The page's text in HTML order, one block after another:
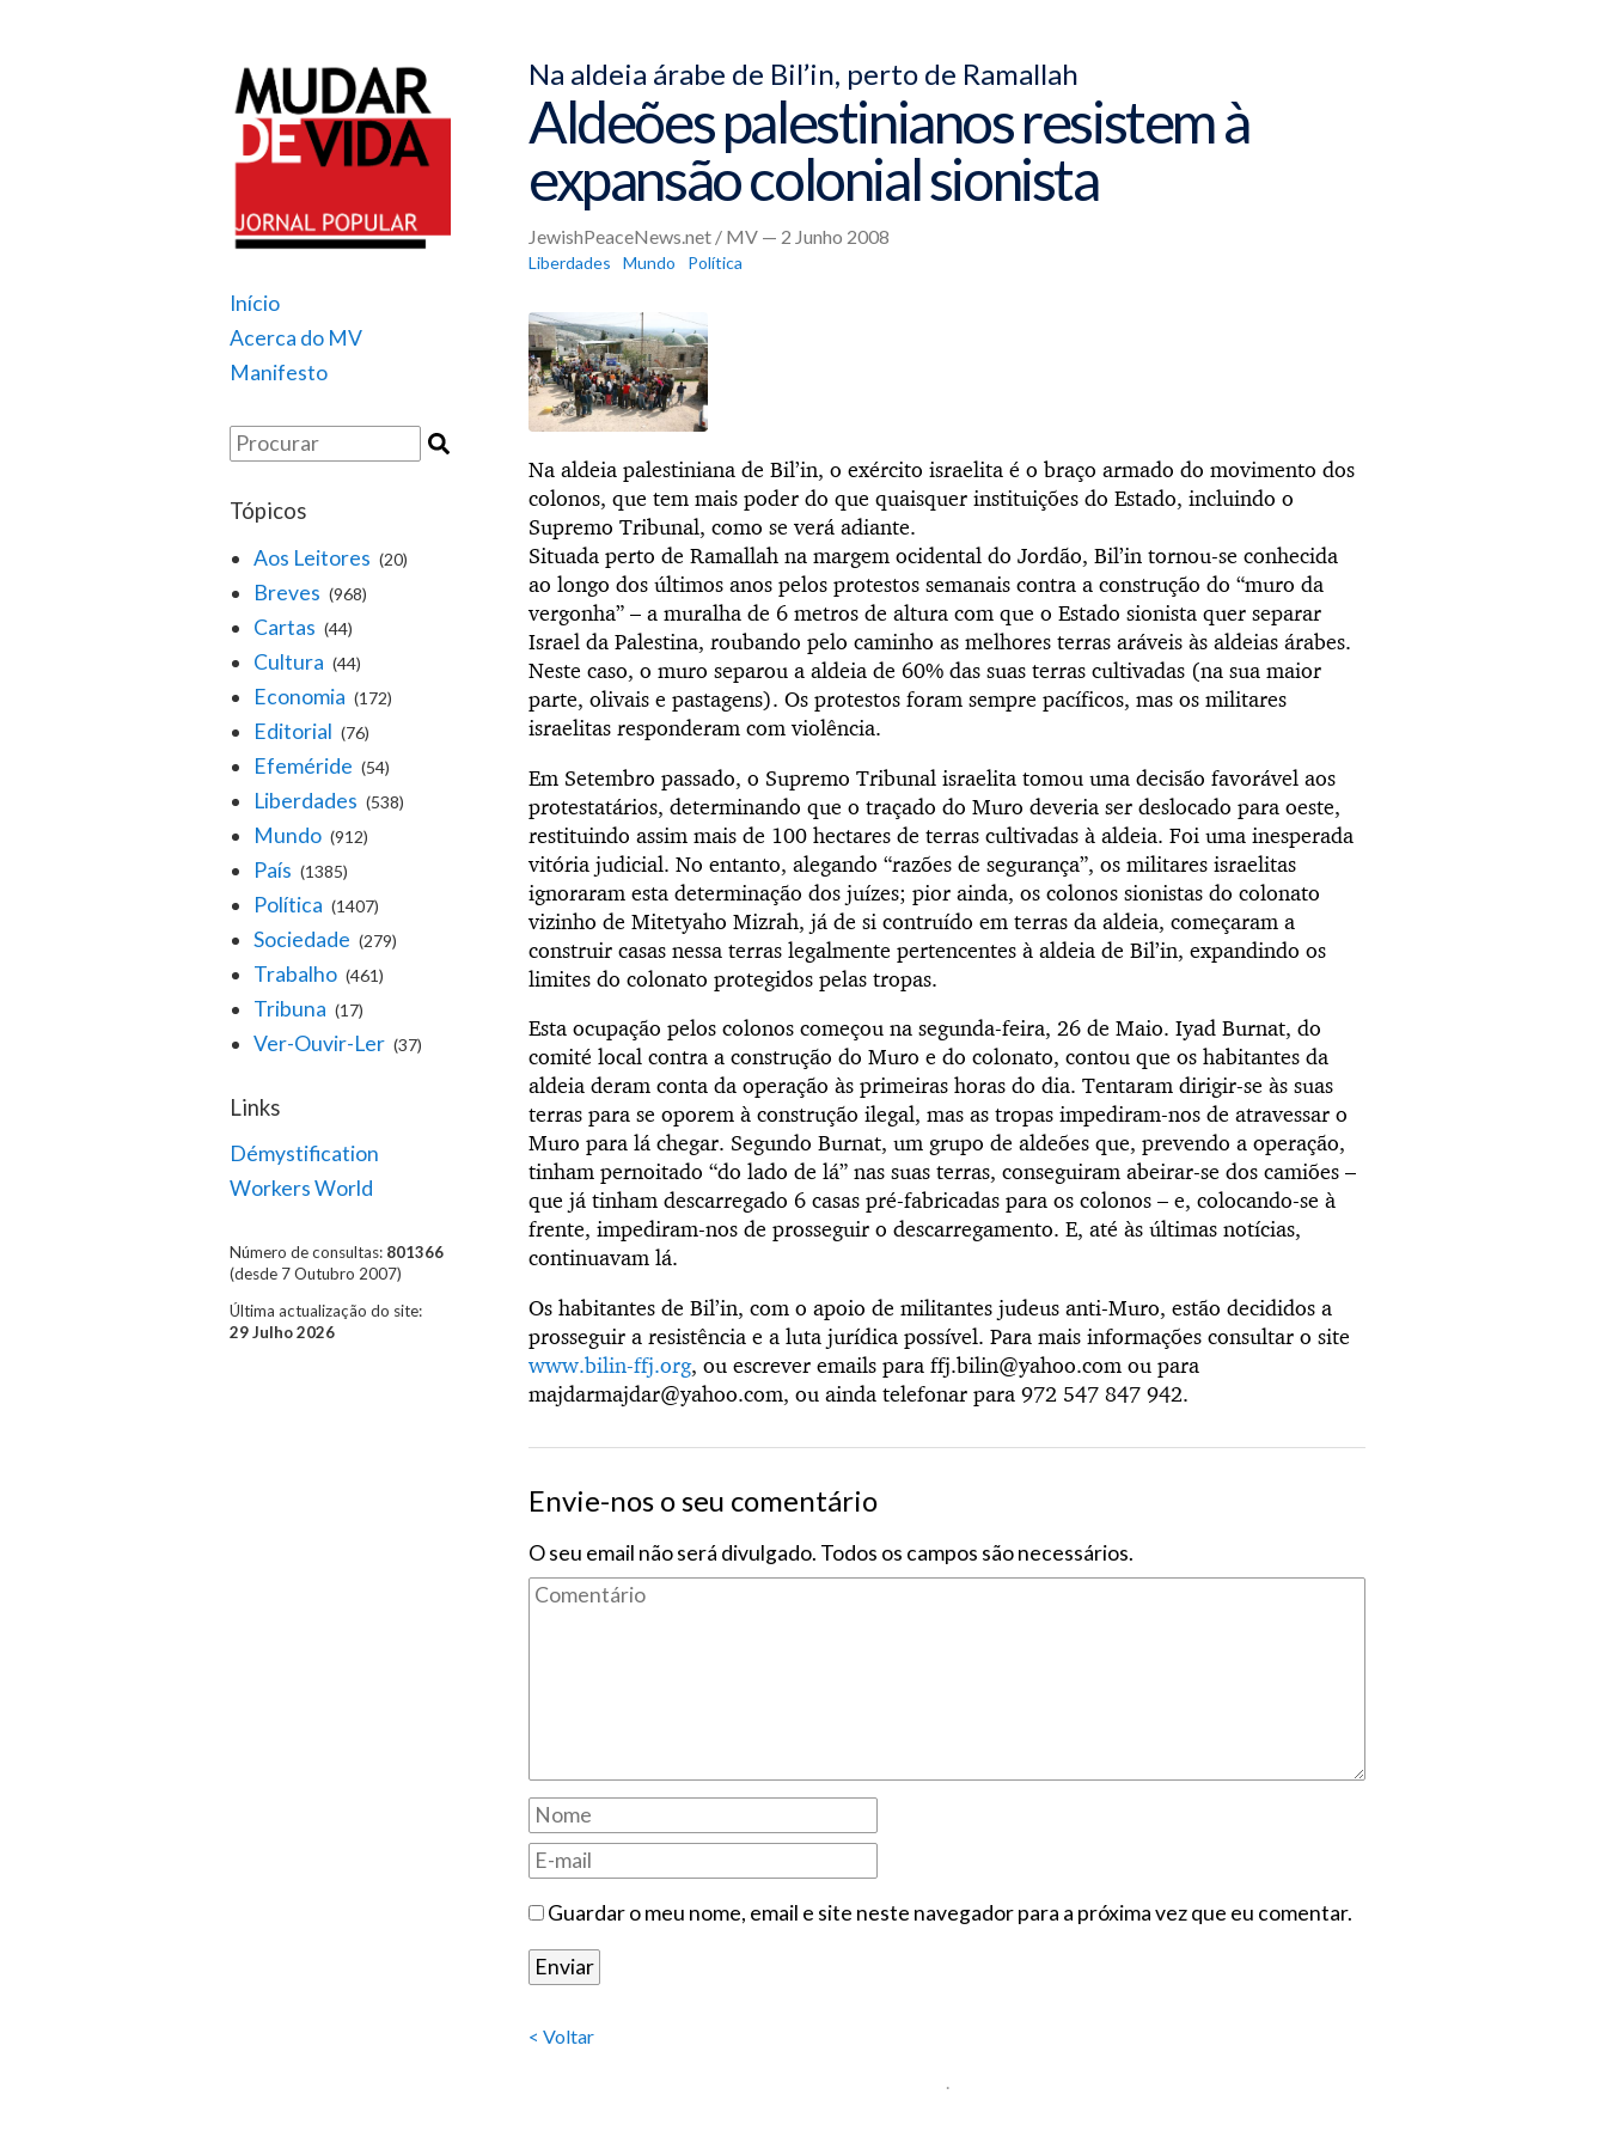
Início
Acerca do MV
Manifesto
Tópicos
Aos Leitores (20)
Breves (968)
Cartas (44)
Cultura (44)
Economia (172)
Editorial (76)
Efeméride (54)
Liberdades (538)
Mundo (912)
País (1385)
Política (1407)
Sociedade (279)
Trabalho (461)
Tribuna (17)
Ver-Ouvir-Ler (37)
Links
Démystification
Workers World
Número de consultas: 801366
(desde 7 Outubro 2007)
Última actualização do site:
29 Julho 2026
Na aldeia árabe de Bil’in, perto de Ramallah
Aldeões palestinianos resistem à
expansão colonial sionista
JewishPeaceNews.net / MV — 2 Junho 2008
Liberdades Mundo Política
Na aldeia palestiniana de Bil’in, o exército israelita é o braço armado do movimento dos
colonos, que tem mais poder do que quaisquer instituições do Estado, incluindo o
Supremo Tribunal, como se verá adiante.
Situada perto de Ramallah na margem ocidental do Jordão, Bil’in tornou-se conhecida
ao longo dos últimos anos pelos protestos semanais contra a construção do “muro da
vergonha” – a muralha de 6 metros de altura com que o Estado sionista quer separar
Israel da Palestina, roubando pelo caminho as melhores terras aráveis às aldeias árabes.
Neste caso, o muro separou a aldeia de 60% das suas terras cultivadas (na sua maior
parte, olivais e pastagens). Os protestos foram sempre pacíficos, mas os militares
israelitas responderam com violência.
Em Setembro passado, o Supremo Tribunal israelita tomou uma decisão favorável aos
protestatários, determinando que o traçado do Muro deveria ser deslocado para oeste,
restituindo assim mais de 100 hectares de terras cultivadas à aldeia. Foi uma inesperada
vitória judicial. No entanto, alegando “razões de segurança”, os militares israelitas
ignoraram esta determinação dos juízes; pior ainda, os colonos sionistas do colonato
vizinho de Mitetyaho Mizrah, já de si contruído em terras da aldeia, começaram a
construir casas nessa terras legalmente pertencentes à aldeia de Bil’in, expandindo os
limites do colonato protegidos pelas tropas.
Esta ocupação pelos colonos começou na segunda-feira, 26 de Maio. Iyad Burnat, do
comité local contra a construção do Muro e do colonato, contou que os habitantes da
aldeia deram conta da operação às primeiras horas do dia. Tentaram dirigir-se às suas
terras para se oporem à construção ilegal, mas as tropas impediram-nos de atravessar o
Muro para lá chegar. Segundo Burnat, um grupo de aldeões que, prevendo a operação,
tinham pernoitado “do lado de lá” nas suas terras, conseguiram abeirar-se dos camiões –
que já tinham descarregado 6 casas pré-fabricadas para os colonos – e, colocando-se à
frente, impediram-nos de prosseguir o descarregamento. E, até às últimas notícias,
continuavam lá.
Os habitantes de Bil’in, com o apoio de militantes judeus anti-Muro, estão decididos a
prosseguir a resistência e a luta jurídica possível. Para mais informações consultar o site
www.bilin-ffj.org, ou escrever emails para ffj.bilin@yahoo.com ou para
majdarmajdar@yahoo.com, ou ainda telefonar para 972 547 847 942.
Envie-nos o seu comentário
O seu email não será divulgado. Todos os campos são necessários.
Guardar o meu nome, email e site neste navegador para a próxima vez que eu comentar.
< Voltar
.